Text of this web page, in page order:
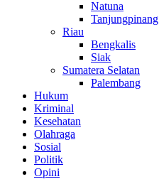
Natuna
Tanjungpinang
Riau
Bengkalis
Siak
Sumatera Selatan
Palembang
Hukum
Kriminal
Kesehatan
Olahraga
Sosial
Politik
Opini